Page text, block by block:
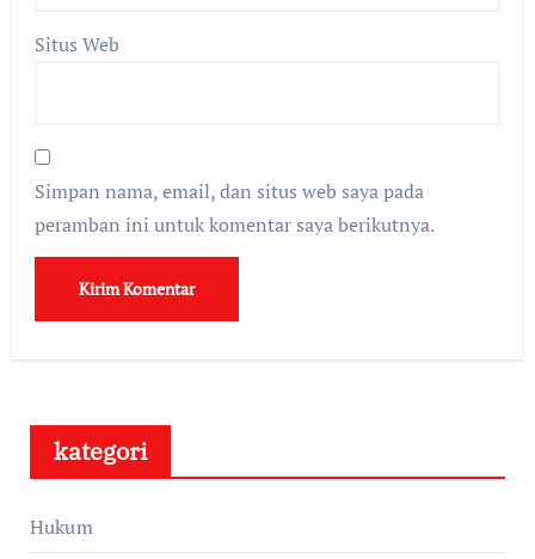
Situs Web
Simpan nama, email, dan situs web saya pada
peramban ini untuk komentar saya berikutnya.
kategori
Hukum